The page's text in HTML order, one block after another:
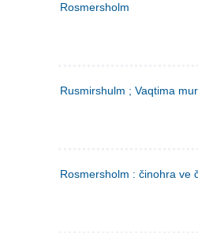
Rosmersholm
Rusmirshulm ; Vaqtima
Rosmersholm : činohra ve